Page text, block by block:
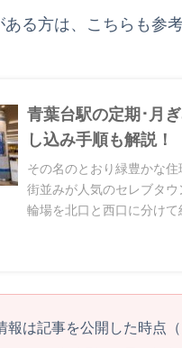
る方は、こちらも参
青葉台駅の定期･月
し込み手順も解説！
その名のとおり緑豊かな
街並みが人気のセレブタ
輪場を北口と西口に分けて
比較･ワンポイント情報
報は記事を公開した時点